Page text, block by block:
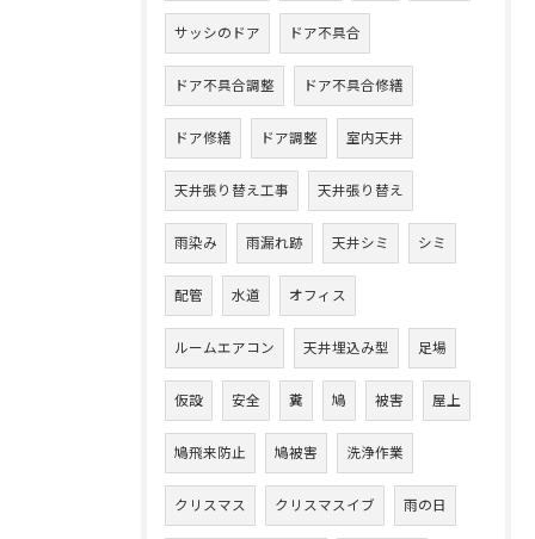
サッシのドア ドア不具合
ドア不具合調整 ドア不具合修繕
ドア修繕 ドア調整 室内天井
天井張り替え工事 天井張り替え
雨染み 雨漏れ跡 天井シミ シミ
配管 水道 オフィス
ルームエアコン 天井埋込み型 足場
仮設 安全 糞 鳩 被害 屋上
鳩飛来防止 鳩被害 洗浄作業
クリスマス クリスマスイブ 雨の日